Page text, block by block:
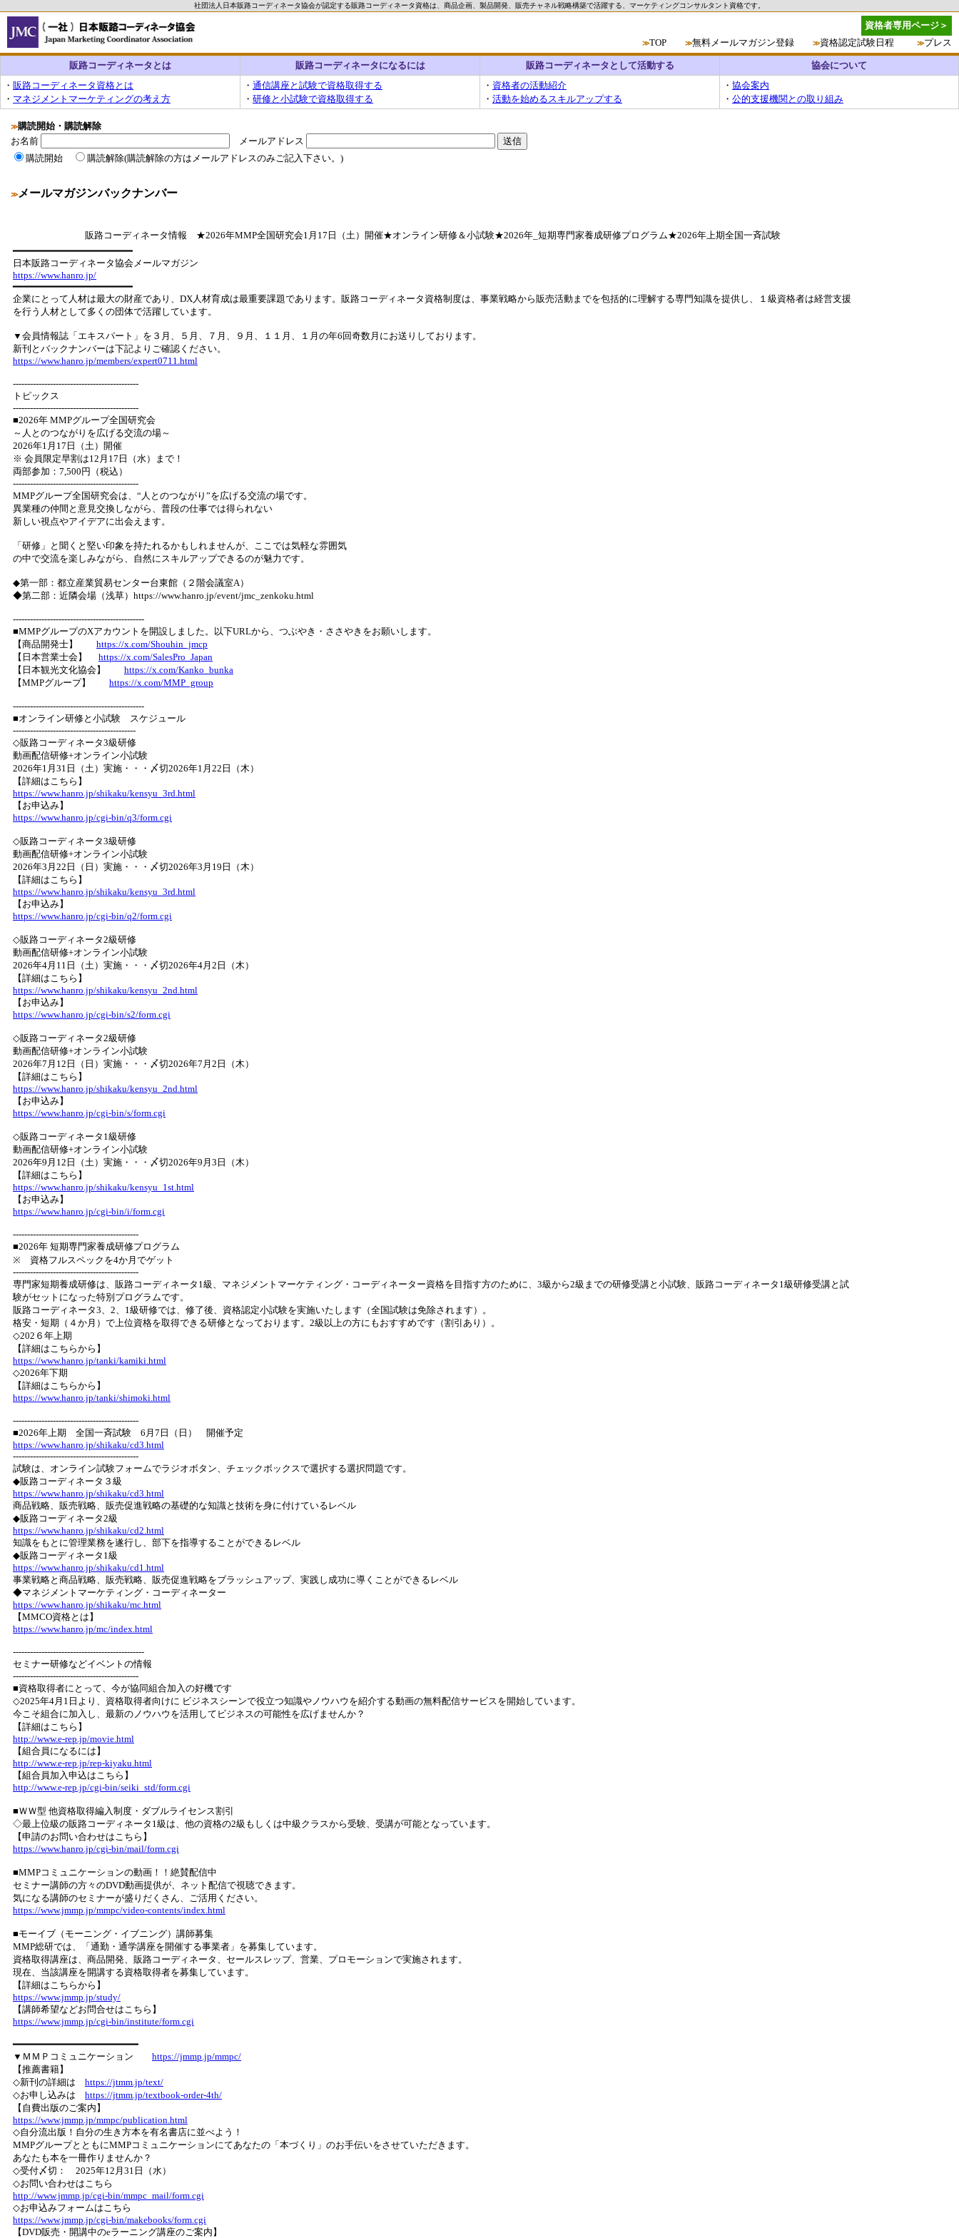
社団法人日本販路コーディネータ協会が認定する販路コーディネータ資格は、商品企画、製品開発、販売チャネル戦略構築で活躍する、マーケティングコンサルタント資格です。
資格者専用ページ＞
≫TOP ≫無料メールマガジン登録 ≫資格認定試験日程 ≫プレス
販路コーディネータとは 販路コーディネータになるには 販路コーディネータとして活動する
協会について
・ 販路コーディネータ資格とは
・ マネジメントマーケティングの考え方
・ 通信講座と試験で資格取得する
・ 研修と小試験で資格取得する
・ 資格者の活動紹介
・ 活動を始めるスキルアップする
・ 協会案内
・ 公的支援機関との取り組み
≫購読開始・購読解除
お名前
メールアドレス
購読開始
購読解除(購読解除の方はメールアドレスのみご記入下さい。)
≫メールマガジンバックナンバー
販路コーディネータ情報 ★2026年MMP全国研究会1月17日（土）開催★オンライン研修＆小試験★2026年_短期専門家養成研修プログラム★2026年上期全国一斉試験
━━━━━━━━━━━━━━━━━━━━━
日本販路コーディネータ協会メールマガジン
https://www.hanro.jp/
━━━━━━━━━━━━━━━━━━━━━
企業にとって人材は最大の財産であり、DX人材育成は最重要課題であります。販路コーディネータ資格制度は、事業戦略から販売活動までを包括的に理解する専門知識を提供し、１級資格者は経営支援
を行う人材として多くの団体で活躍しています。
▼会員情報誌「エキスパート」を３月、５月、７月、９月、１１月、１月の年6回奇数月にお送りしております。
新刊とバックナンバーは下記よりご確認ください。
https://www.hanro.jp/members/expert0711.html
--------------------------------------------
トピックス
--------------------------------------------
■2026年 MMPグループ全国研究会
～人とのつながりを広げる交流の場～
2026年1月17日（土）開催
※ 会員限定早割は12月17日（水）まで！
両部参加：7,500円（税込）
--------------------------------------------
MMPグループ全国研究会は、“人とのつながり”を広げる交流の場です。
異業種の仲間と意見交換しながら、普段の仕事では得られない
新しい視点やアイデアに出会えます。
「研修」と聞くと堅い印象を持たれるかもしれませんが、ここでは気軽な雰囲気
の中で交流を楽しみながら、自然にスキルアップできるのが魅力です。
◆第一部：都立産業貿易センター台東館（２階会議室A）
◆第二部：近隣会場（浅草）https://www.hanro.jp/event/jmc_zenkoku.html
----------------------------------------------
■MMPグループのXアカウントを開設しました。以下URLから、つぶやき・ささやきをお願いします。
【商品開発士】 https://x.com/Shouhin_jmcp
【日本営業士会】 https://x.com/SalesPro_Japan
【日本観光文化協会】 https://x.com/Kanko_bunka
【MMPグループ】 https://x.com/MMP_group
----------------------------------------------
■オンライン研修と小試験 スケジュール
-------------------------------------------
◇販路コーディネータ3級研修
動画配信研修+オンライン小試験
2026年1月31日（土）実施・・・〆切2026年1月22日（木）
【詳細はこちら】
https://www.hanro.jp/shikaku/kensyu_3rd.html
【お申込み】
https://www.hanro.jp/cgi-bin/q3/form.cgi
◇販路コーディネータ3級研修
動画配信研修+オンライン小試験
2026年3月22日（日）実施・・・〆切2026年3月19日（木）
【詳細はこちら】
https://www.hanro.jp/shikaku/kensyu_3rd.html
【お申込み】
https://www.hanro.jp/cgi-bin/q2/form.cgi
◇販路コーディネータ2級研修
動画配信研修+オンライン小試験
2026年4月11日（土）実施・・・〆切2026年4月2日（木）
【詳細はこちら】
https://www.hanro.jp/shikaku/kensyu_2nd.html
【お申込み】
https://www.hanro.jp/cgi-bin/s2/form.cgi
◇販路コーディネータ2級研修
動画配信研修+オンライン小試験
2026年7月12日（日）実施・・・〆切2026年7月2日（木）
【詳細はこちら】
https://www.hanro.jp/shikaku/kensyu_2nd.html
【お申込み】
https://www.hanro.jp/cgi-bin/s/form.cgi
◇販路コーディネータ1級研修
動画配信研修+オンライン小試験
2026年9月12日（土）実施・・・〆切2026年9月3日（木）
【詳細はこちら】
https://www.hanro.jp/shikaku/kensyu_1st.html
【お申込み】
https://www.hanro.jp/cgi-bin/i/form.cgi
--------------------------------------------
■2026年 短期専門家養成研修プログラム
※ 資格フルスペックを4か月でゲット
--------------------------------------------
専門家短期養成研修は、販路コーディネータ1級、マネジメントマーケティング・コーディネーター資格を目指す方のために、3級から2級までの研修受講と小試験、販路コーディネータ1級研修受講と試
験がセットになった特別プログラムです。
販路コーディネータ3、2、1級研修では、修了後、資格認定小試験を実施いたします（全国試験は免除されます）。
格安・短期（４か月）で上位資格を取得できる研修となっております。2級以上の方にもおすすめです（割引あり）。
◇202６年上期
【詳細はこちらから】
https://www.hanro.jp/tanki/kamiki.html
◇2026年下期
【詳細はこちらから】
https://www.hanro.jp/tanki/shimoki.html
--------------------------------------------
■2026年上期 全国一斉試験 6月7日（日） 開催予定
https://www.hanro.jp/shikaku/cd3.html
--------------------------------------------
試験は、オンライン試験フォームでラジオボタン、チェックボックスで選択する選択問題です。
◆販路コーディネータ３級
https://www.hanro.jp/shikaku/cd3.html
商品戦略、販売戦略、販売促進戦略の基礎的な知識と技術を身に付けているレベル
◆販路コーディネータ2級
https://www.hanro.jp/shikaku/cd2.html
知識をもとに管理業務を遂行し、部下を指導することができるレベル
◆販路コーディネータ1級
https://www.hanro.jp/shikaku/cd1.html
事業戦略と商品戦略、販売戦略、販売促進戦略をブラッシュアップ、実践し成功に導くことができるレベル
◆マネジメントマーケティング・コーディネーター
https://www.hanro.jp/shikaku/mc.html
【MMCO資格とは】
https://www.hanro.jp/mc/index.html
----------------------------------------------
セミナー研修などイベントの情報
--------------------------------------------
■資格取得者にとって、今が協同組合加入の好機です
◇2025年4月1日より、資格取得者向けに ビジネスシーンで役立つ知識やノウハウを紹介する動画の無料配信サービスを開始しています。
今こそ組合に加入し、最新のノウハウを活用してビジネスの可能性を広げませんか？
【詳細はこちら】
http://www.e-rep.jp/movie.html
【組合員になるには】
http://www.e-rep.jp/rep-kiyaku.html
【組合員加入申込はこちら】
http://www.e-rep.jp/cgi-bin/seiki_std/form.cgi
■ＷＷ型 他資格取得編入制度・ダブルライセンス割引
◇最上位級の販路コーディネータ1級は、他の資格の2級もしくは中級クラスから受験、受講が可能となっています。
【申請のお問い合わせはこちら】
https://www.hanro.jp/cgi-bin/mail/form.cgi
■MMPコミュニケーションの動画！！絶賛配信中
セミナー講師の方々のDVD動画提供が、ネット配信で視聴できます。
気になる講師のセミナーが盛りだくさん、ご活用ください。
https://www.jmmp.jp/mmpc/video-contents/index.html
■モーイブ（モーニング・イブニング）講師募集
MMP総研では、「通勤・通学講座を開催する事業者」を募集しています。
資格取得講座は、商品開発、販路コーディネータ、セールスレップ、営業、プロモーションで実施されます。
現在、当該講座を開講する資格取得者を募集しています。
【詳細はこちらから】
https://www.jmmp.jp/study/
【講師希望などお問合せはこちら】
https://www.jmmp.jp/cgi-bin/institute/form.cgi
━━━━━━━━━━━━━━━━━━━━━━
▼ＭＭＰコミュニケーション https://jmmp.jp/mmpc/
【推薦書籍】
◇新刊の詳細は https://jtmm.jp/text/
◇お申し込みは https://jtmm.jp/textbook-order-4th/
【自費出版のご案内】
https://www.jmmp.jp/mmpc/publication.html
◇自分流出版！自分の生き方本を有名書店に並べよう！
MMPグループとともにMMPコミュニケーションにてあなたの「本づくり」のお手伝いをさせていただきます。
あなたも本を一冊作りませんか？
◇受付〆切： 2025年12月31日（水）
◇お問い合わせはこちら
http://www.jmmp.jp/cgi-bin/mmpc_mail/form.cgi
◇お申込みフォームはこちら
https://www.jmmp.jp/cgi-bin/makebooks/form.cgi
【DVD販売・開講中のeラーニング講座のご案内】